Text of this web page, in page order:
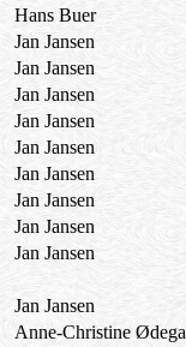
Hans Buer
Jan Jansen
Jan Jansen
Jan Jansen
Jan Jansen
Jan Jansen
Jan Jansen
Jan Jansen
Jan Jansen
Jan Jansen
Jan Jansen
Anne-Christine